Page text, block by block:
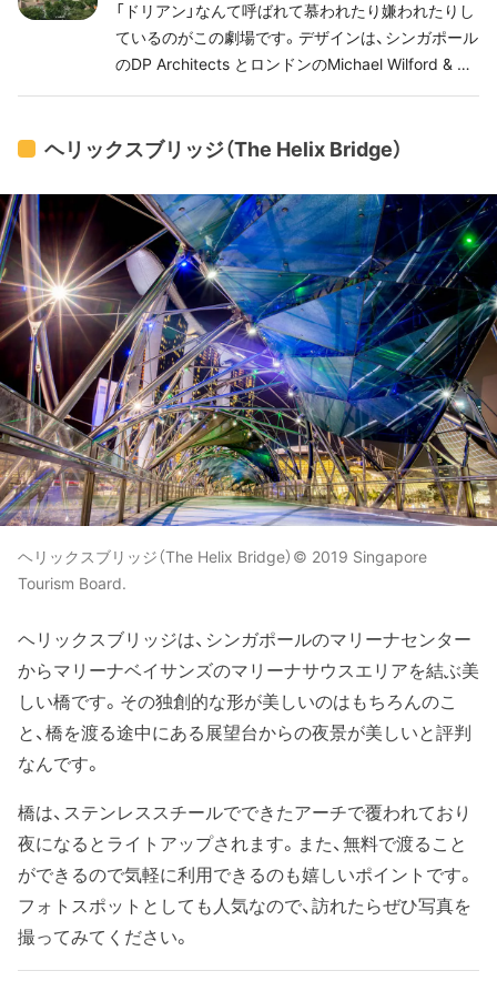
「ドリアン」なんて呼ばれて慕われたり嫌われたりし
ているのがこの劇場です。デザインは、シンガポール
のDP Architects とロンドンのMichael Wilford & Pa
rtners。コー・ショウ・チュアン率いるDPアーキテク
ヘリックスブリッジ（The Helix Bridge）
ヘリックスブリッジ（The Helix Bridge）© 2019 Singapore
Tourism Board.
ヘリックスブリッジは、シンガポールのマリーナセンター
からマリーナベイサンズのマリーナサウスエリアを結ぶ美
しい橋です。その独創的な形が美しいのはもちろんのこ
と、橋を渡る途中にある展望台からの夜景が美しいと評判
なんです。
橋は、ステンレススチールでできたアーチで覆われており
夜になるとライトアップされます。また、無料で渡ること
ができるので気軽に利用できるのも嬉しいポイントです。
フォトスポットとしても人気なので、訪れたらぜひ写真を
撮ってみてください。